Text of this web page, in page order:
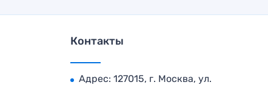
Контакты
Адрес: 127015, г. Москва, ул.